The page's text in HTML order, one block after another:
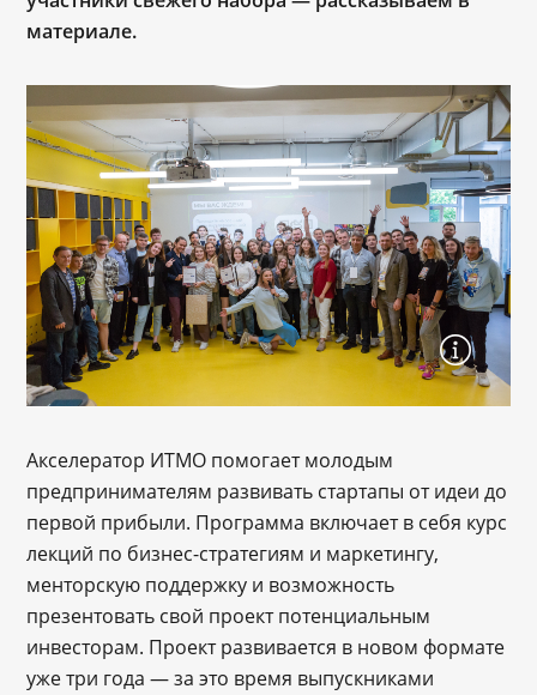
материале.
Акселератор ИТМО помогает молодым
предпринимателям развивать стартапы от идеи до
первой прибыли. Программа включает в себя курс
лекций по бизнес-стратегиям и маркетингу,
менторскую поддержку и возможность
презентовать свой проект потенциальным
инвесторам. Проект развивается в новом формате
уже три года — за это время выпускниками